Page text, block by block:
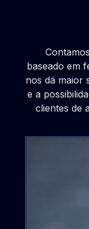
baseado em
nos dá maior
e a
clientes de